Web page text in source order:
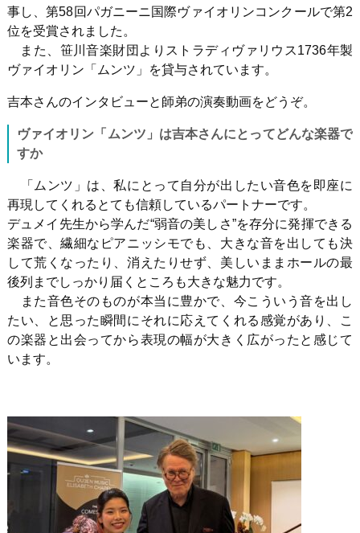
事し、第58回パガニーニ国際ヴァイオリンコンクールで第2
位を受賞されました。
また、笹川音楽財団よりストラディヴァリウス1736年製
ヴァイオリン「ムンツ」を貸与されています。
吉本さんのインタビューと師弟の演奏動画をどうぞ。
ヴァイオリン「ムンツ」は吉本さんにとってどんな楽器で
すか
「ムンツ」は、私にとって自分が出したい音色を即座に
再現してくれるとても信頼しているパートナーです。
デュメイ先生から学んだ“弱音の美しさ”を存分に発揮できる
楽器で、繊細なピアニッシモでも、大きな音を出しても決
して荒くなったり、消えたりせず、美しいままホールの最
後列までしっかり届くところも大きな魅力です。
また音色そのものが本当に豊かで、今こういう音を出し
たい、と思った瞬間にそれに応えてくれる感覚があり、こ
の楽器と出会ってから表現の幅が大きく広がったと感じて
います。